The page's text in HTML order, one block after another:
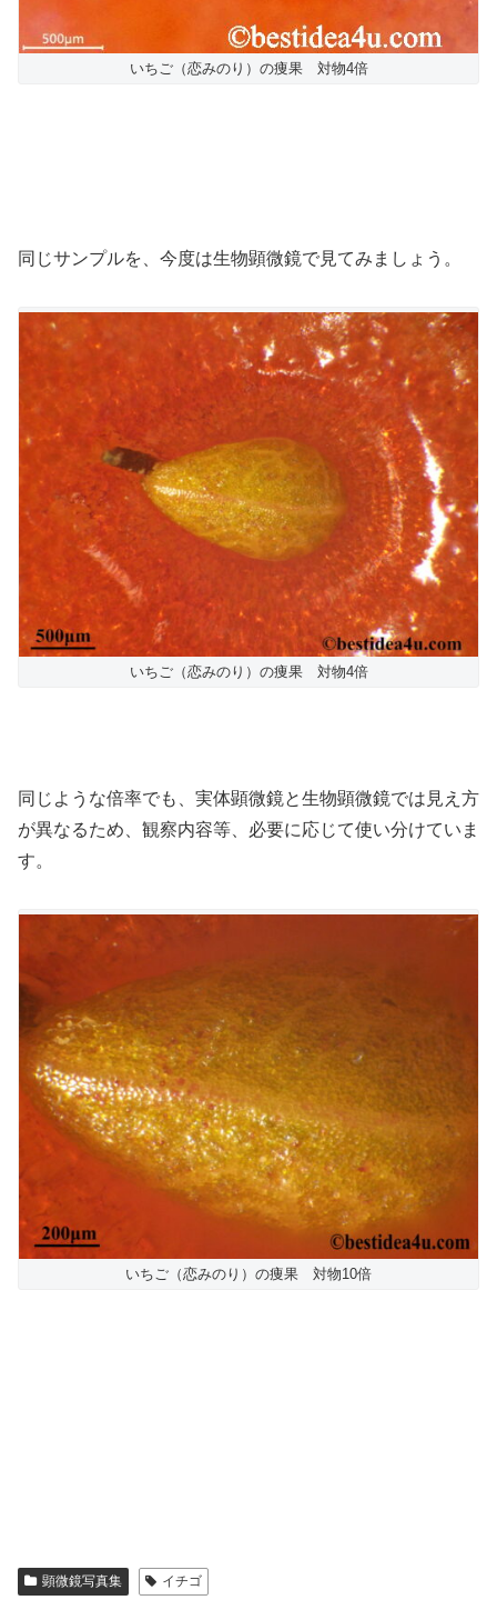
いちご（恋みのり）の痩果 対物4倍
同じサンプルを、今度は生物顕微鏡で見てみましょう。
いちご（恋みのり）の痩果 対物4倍
同じような倍率でも、実体顕微鏡と生物顕微鏡では見え方
が異なるため、観察内容等、必要に応じて使い分けていま
す。
いちご（恋みのり）の痩果 対物10倍
顕微鏡写真集 イチゴ